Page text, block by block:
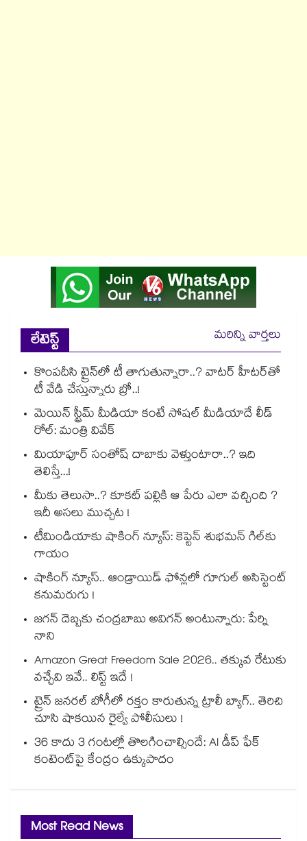
లేటెస్ట్
మరిన్ని వార్తలు
కొంపదీసి ట్రైన్⁬లో టీ తాగుతున్నారా..? వాటర్ హీటర్⁭⁭తో
టీ వేడి చేస్తున్నారు బ్రో..!
మెయిన్ స్ట్రీమ్ మీడియా కంటే సోషల్ మీడియాదే లీడ్
రోల్: మంత్రి వివేక్
మియాపూర్ సంతోష్ దాబాకు వెళ్తుంటారా..? ఇది
తెలిస్తే...!
మీకు తెలుసా..? కూకట్ పల్లికి ఆ పేరు ఎలా వచ్చింది ?
ఇదీ అసలు ముచ్చట !
టీమిండియాకు షాకింగ్ న్యూస్: కెప్టెన్ శుభమన్ గిల్‎కు
గాయం
షాకింగ్ న్యూస్.. ఆండ్రాయిడ్ ఫోన్లలో గూగుల్ అసిస్టెంట్
కనుమరుగు !
జగన్ దెబ్బకు చంద్రబాబు అవిగన్ అంటున్నారు: పేర్ని
నాని
Amazon Great Freedom Sale 2026.. తక్కువ రేటుకు
వచ్చేవి ఇవే.. లిస్ట్ ఇదే !
ట్రైన్ జనరల్ బోగీలో రక్తం కారుతున్న ట్రాలీ బ్యాగ్.. తెరిచి
చూసి షాకయిన రైల్వే పోలీసులు !
36 కాదు 3 గంటల్లో తొలగించాల్సిందే: AI డీప్ ఫేక్
కంటెంట్‎పై కేంద్రం ఉక్కుపాదం
Most Read News